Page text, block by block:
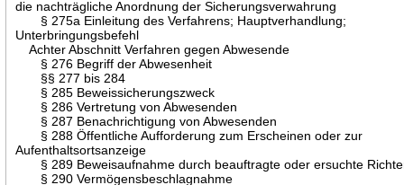
die nachträgliche Anordnung der Sicherungsverwahrung
§ 275a Einleitung des Verfahrens; Hauptverhandlung;
Unterbringungsbefehl
Achter Abschnitt Verfahren gegen Abwesende
§ 276 Begriff der Abwesenheit
§§ 277 bis 284
§ 285 Beweissicherungszweck
§ 286 Vertretung von Abwesenden
§ 287 Benachrichtigung von Abwesenden
§ 288 Öffentliche Aufforderung zum Erscheinen oder zur
Aufenthaltsortsanzeige
§ 289 Beweisaufnahme durch beauftragte oder ersuchte
§ 290 Vermögensbeschlagnahme